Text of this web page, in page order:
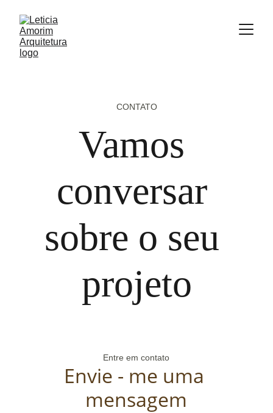
CONTATO
Vamos
conversar
sobre o seu
projeto
Envie - me uma
mensagem
Entre em contato